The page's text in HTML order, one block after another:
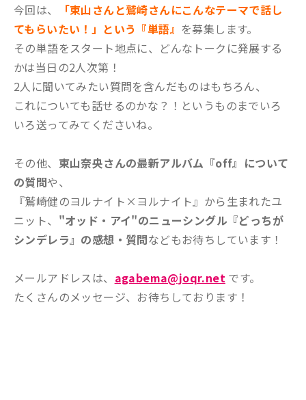
今回は、
「東山さんと鷲崎さんにこんなテーマで話し
てもらいたい！」という『単語』 を募集します。
その単語をスタート地点に、どんなトークに発展する
かは当日の2人次第！
2人に聞いてみたい質問を含んだものはもちろん、
これについても話せるのかな？！というものまでいろ
いろ送ってみてくださいね。
その他、 東山奈央さんの最新アルバム『off』について
の質問や、
『鷲崎健のヨルナイト×ヨルナイト』から生まれたユ
ニット、 "オッド・アイ"のニューシングル『どっちが
シンデレラ』の感想・質問などもお待ちしています！
メールアドレスは、 agabema@joqr.net です。
たくさんのメッセージ、お待ちしております！